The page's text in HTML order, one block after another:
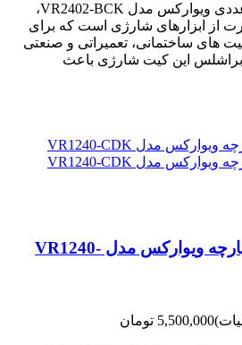
کیت شارژی براشلس دو عددی ویوارکس مدل VR2402-BCK،
از ابزارهای شارژی است که برای
های ساختمانی، تعمیراتی و صنعتی
این کیت شارژی باعث
کیت دریل شارژی 40 پارچه ویوارکس مدل VR1240-
5,500,000 تومان